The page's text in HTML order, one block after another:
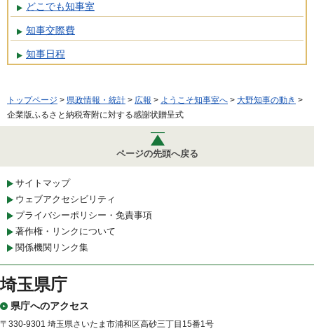
どこでも知事室
知事交際費
知事日程
トップページ > 県政情報・統計 > 広報 > ようこそ知事室へ > 大野知事の動き >
企業版ふるさと納税寄附に対する感謝状贈呈式
ページの先頭へ戻る
サイトマップ
ウェブアクセシビリティ
プライバシーポリシー・免責事項
著作権・リンクについて
関係機関リンク集
埼玉県庁
県庁へのアクセス
〒330-9301 埼玉県さいたま市浦和区高砂三丁目15番1号